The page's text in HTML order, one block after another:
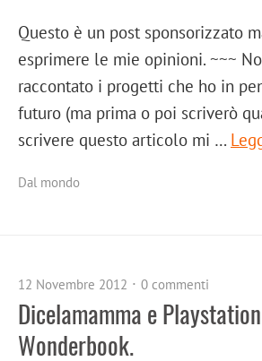
Questo è un post sponsorizzato
esprimere le mie opinioni. ~~~
raccontato i progetti che ho in
futuro (ma prima o poi scriverò
scrivere questo articolo mi …
Dal mondo
12 Novembre 2012 0 commenti
Dicelamamma e
Wonderbook.